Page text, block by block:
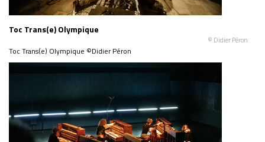
Toc Trans(e) Olympique
© Didier Péron
Toc Trans(e) Olympique ©Didier Péron